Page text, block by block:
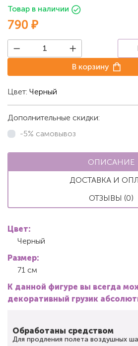
Товар в наличии
790 ₽
В корзину
Цвет: Черный
Дополнительные скидки:
-5% самовывоз
ОПИСАНИЕ
ДОСТАВКА И
ОТЗЫВЫ (0)
Цвет:
Черный
Размер:
71 см
К данной фигуре вы всегда
декоративный грузик
Обработаны средством
Для продления полета воздушных